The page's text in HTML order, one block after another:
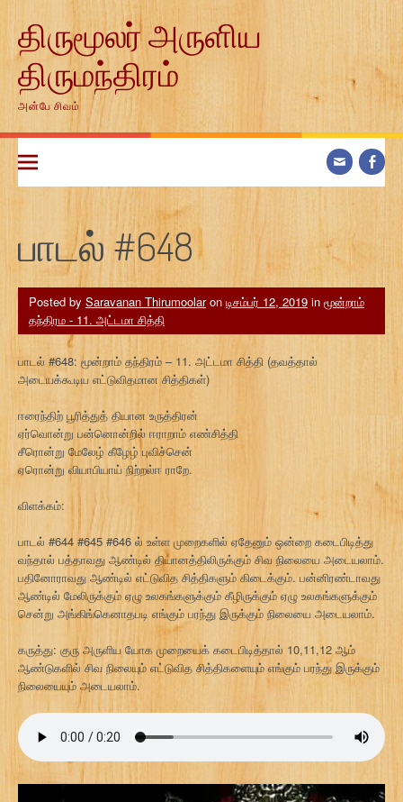
contentதிருமூலர் அருளிய
திருமந்திரம்
அன்பே சிவம்
பாடல் #648
Posted by Saravanan Thirumoolaron டிசம்பர் 12, 2019 in மூன்றாம்
தந்திரம - 11. அட்டமா சித்தி
பாடல் #648: மூன்றாம் தந்திரம் – 11. அட்டமா சித்தி (தவத்தால்
அடையக்கூடிய எட்டுவிதமான சித்திகள்)
ஈரைந்திற் பூரித்துத் தியான உருத்திரன்
ஏர்வொன்று பன்னொன்றில் ஈராறாம் எண்சித்தி
சீரொன்று மேலேழ் கீழேழ் புவிச்சென்
ஏரொன்று வியாபியாய் நிற்றல்ஈ ராறே.
விளக்கம்:
பாடல் #644 #645 #646 ல் உள்ள முறைகளில் ஏதேனும் ஒன்றை கடைபிடித்து
வந்தால் பத்தாவது ஆண்டில் தியானத்திலிருக்கும் சிவ நிலையை அடையலாம்.
பதினோராவது ஆண்டில் எட்டுவித சித்திகளும் கிடைக்கும். பன்னிரண்டாவது
ஆண்டில் மேலிருக்கும் ஏழு உலகங்களுக்கும் கீழிருக்கும் ஏழு உலகங்களுக்கும்
சென்று அங்கிங்கெனாதபடி எங்கும் பரந்து இருக்கும் நிலையை அடையலாம்.
கருத்து: குரு அருளிய யோக முறையைக் கடைபிடித்தால் 10,11,12 ஆம்
ஆண்டுகளில் சிவ நிலையும் எட்டுவித சித்திகளையும் எங்கும் பரந்து இருக்கும்
நிலையையும் அடையலாம்.